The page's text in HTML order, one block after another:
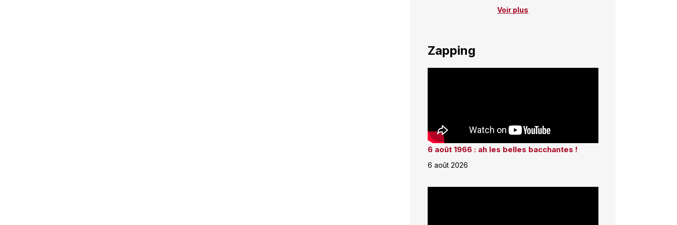
Voir plus
Zapping
6 août 1966 : ah les belles bacchantes !
6 août 2026